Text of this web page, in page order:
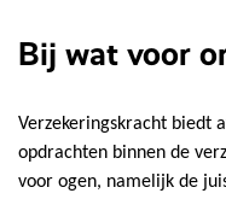
Bij wat voor
Verzekeringskracht biedt
opdrachten binnen de
voor ogen, namelijk de